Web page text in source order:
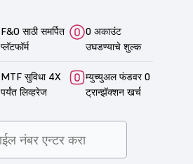
F&O साठी समर्पित
प्लॅटफॉर्म
0 अकाउंट
उघडण्याचे शुल्क
MTF सुविधा 4X
पर्यंत लिव्हरेज
म्युच्युअल फंडवर 0
ट्रान्झॅक्शन खर्च